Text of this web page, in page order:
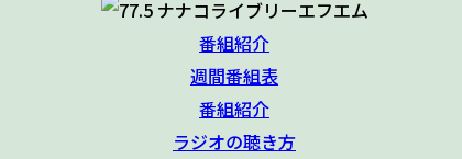
番組紹介
週間番組表
番組紹介
ラジオの聴き方